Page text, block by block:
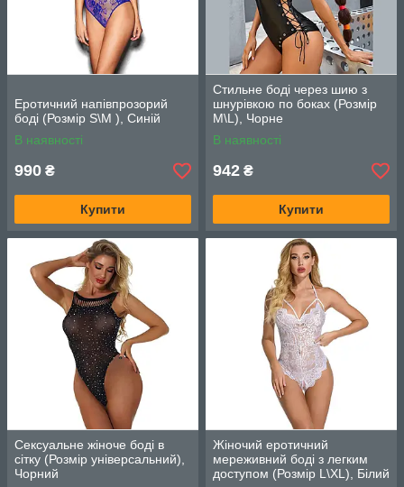
Еротичний напівпрозорий
боді (Розмір S\M ), Синій
В наявності
990 ₴
Купити
Стильне боді через шию з
шнурівкою по боках (Розмір
M\L), Чорне
В наявності
942 ₴
Купити
Сексуальне жіноче боді в
сітку (Розмір універсальний),
Чорний
Жіночий еротичний
мереживний боді з легким
доступом (Розмір L\XL), Білий